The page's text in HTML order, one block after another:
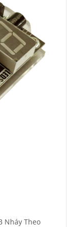
Nháy Theo